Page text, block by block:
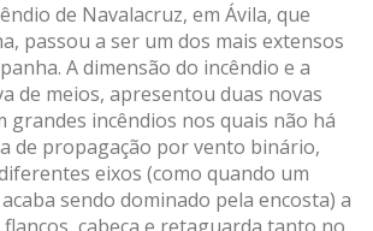
de Navalacruz, em Ávila, que
passou a ser um dos mais extensos
A dimensão do incêndio e a
de meios, apresentou duas novas
grandes incêndios nos quais não há
de propagação por vento binário,
eixos (como quando um
sendo dominado pela encosta) a